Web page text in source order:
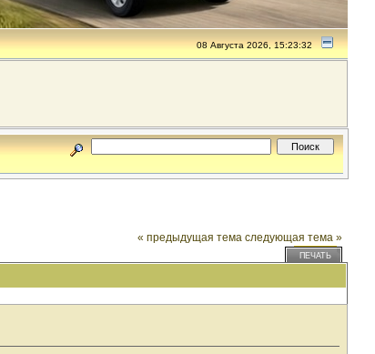
08 Августа 2026, 15:23:32
« предыдущая тема следующая тема »
ПЕЧАТЬ